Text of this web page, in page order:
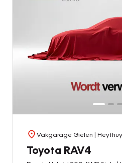
Vakgarage Gielen |
Toyota RAV4